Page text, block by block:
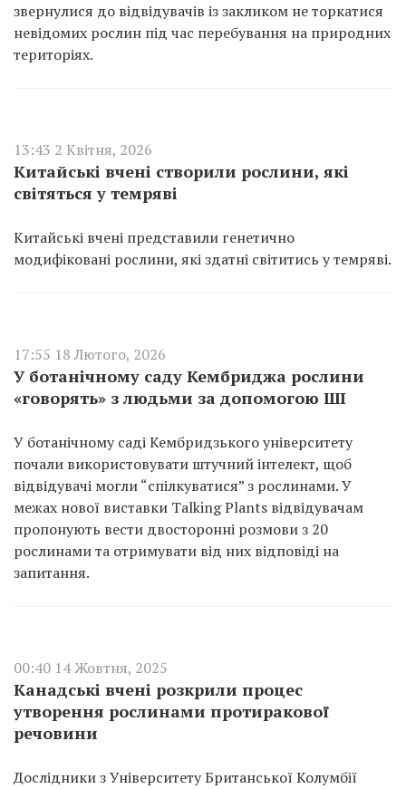
звернулися до відвідувачів із закликом не торкатися
невідомих рослин під час перебування на природних
територіях.
13:43 2 Квітня, 2026
Китайські вчені створили рослини, які
світяться у темряві
Китайські вчені представили генетично
модифіковані рослини, які здатні світитись у темряві.
17:55 18 Лютого, 2026
У ботанічному саду Кембриджа рослини
«говорять» з людьми за допомогою ШІ
У ботанічному саді Кембридзького університету
почали використовувати штучний інтелект, щоб
відвідувачі могли “спілкуватися” з рослинами. У
межах нової виставки Talking Plants відвідувачам
пропонують вести двосторонні розмови з 20
рослинами та отримувати від них відповіді на
запитання.
00:40 14 Жовтня, 2025
Канадські вчені розкрили процес
утворення рослинами протиракової
речовини
Дослідники з Університету Британської Колумбії